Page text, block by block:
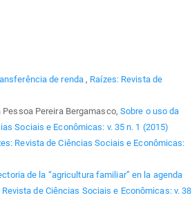
de renda, Raízes: Revista de
Pereira Bergamasco, Sobre o uso da
Sociais e Econômicas: v. 35 n. 1 (2015)
Revista de Ciências Sociais e Econômicas:
de la “agricultura familiar” en la agenda
Revista de Ciências Sociais e Econômicas: v. 38